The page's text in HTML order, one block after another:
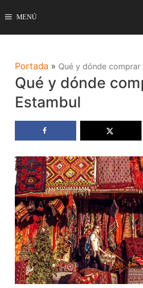
al
contenido
MENÚ
Portada » Qué y dónde comprar
Qué y dónde
Estambul